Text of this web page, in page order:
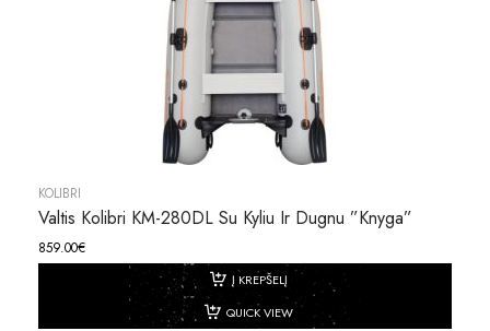
KOLIBRI
Valtis Kolibri KM-280DL Su Kyliu Ir Dugnu ”knyga”
859.00€
Į KREPŠELĮ
QUICK VIEW